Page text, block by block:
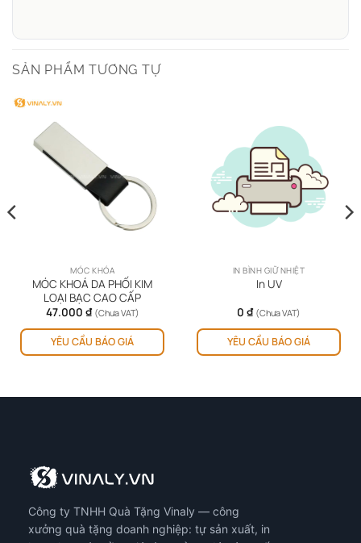
SẢN PHẨM TƯƠNG TỰ
MÓC KHÓA
MÓC KHOÁ DA PHỐI KIM
LOẠI BẠC CAO CẤP
47.000 ₫ (Chưa VAT)
YÊU CẦU BÁO GIÁ
IN BÌNH GIỮ NHIỆT
In UV
0 ₫ (Chưa VAT)
YÊU CẦU BÁO GIÁ
Công ty TNHH Quà Tặng Vinaly — công
xưởng quà tặng doanh nghiệp: tự sản xuất, in